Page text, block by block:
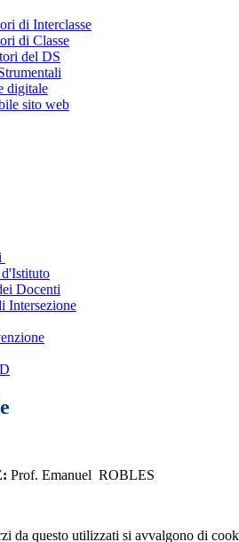
di Interclasse
di Classe
del DS
digitale
sito web
Docenti
Intersezione
Prof. Emanuel ROBLES
da questo utilizzati si avvalgono di